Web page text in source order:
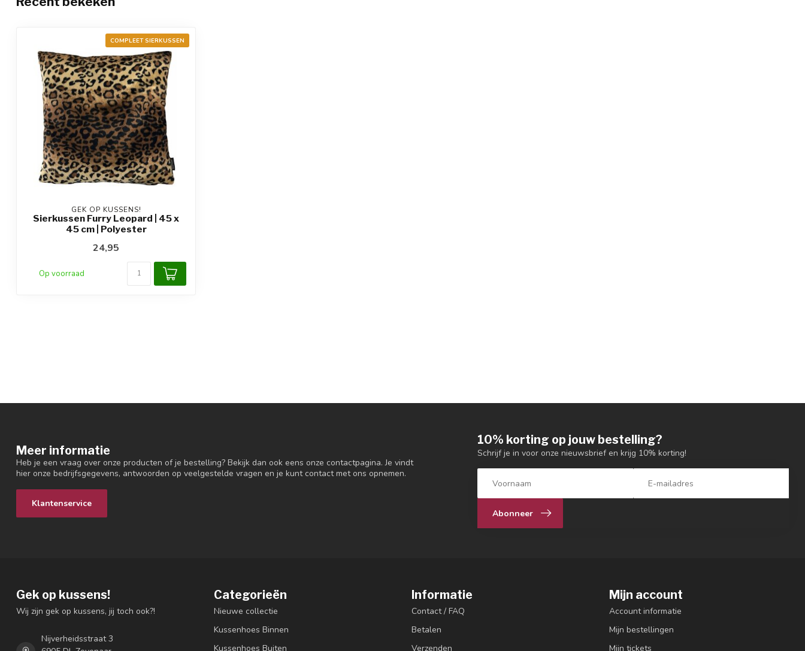
COMPLEET SIERKUSSEN
GEK OP KUSSENS!
Sierkussen Furry Leopard | 45 x
45 cm | Polyester
24,95
Op voorraad
Meer informatie
Heb je een vraag over onze producten of je bestelling? Bekijk dan ook eens onze contactpagina. Je vindt
hier onze bedrijfsgegevens, antwoorden op veelgestelde vragen en je kunt contact met ons opnemen.
Klantenservice
10% korting op jouw bestelling?
Schrijf je in voor onze nieuwsbrief en krijg 10% korting!
Abonneer
Gek op kussens!
Wij zijn gek op kussens, jij toch ook?!
Nijverheidsstraat 3
Categorieën
Nieuwe collectie
Kussenhoes Binnen
Kussenhoes Buiten
Informatie
Contact / FAQ
Betalen
Verzenden
Mijn account
Account informatie
Mijn bestellingen
Mijn tickets